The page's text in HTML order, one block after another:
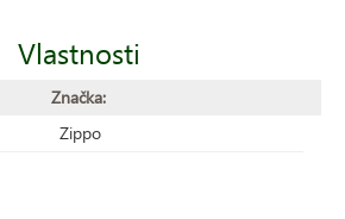
Vlastnosti
Značka:
Zippo